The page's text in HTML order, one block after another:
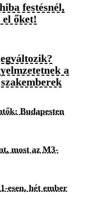
festésnél,
őket!
a
Budapesten
most az M3-
esen, hét ember